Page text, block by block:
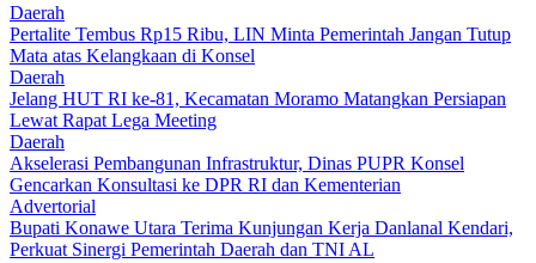
Daerah
‎Pertalite Tembus Rp15 Ribu, LIN Minta Pemerintah Jangan Tutup
Mata atas Kelangkaan di Konsel
Daerah
‎Jelang HUT RI ke-81, Kecamatan Moramo Matangkan Persiapan
Lewat Rapat Lega Meeting
Daerah
Akselerasi Pembangunan Infrastruktur, Dinas PUPR Konsel
Gencarkan Konsultasi ke DPR RI dan Kementerian
Advertorial
Bupati Konawe Utara Terima Kunjungan Kerja Danlanal Kendari,
Perkuat Sinergi Pemerintah Daerah dan TNI AL